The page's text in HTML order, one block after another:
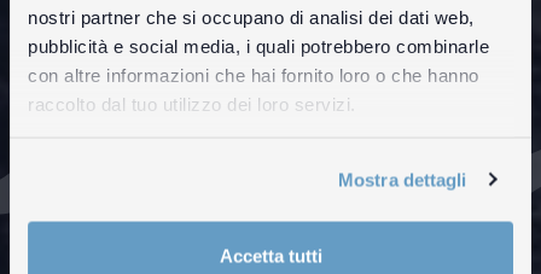
nostri partner che si occupano di analisi dei dati web,
pubblicità e social media, i quali potrebbero combinarle
con altre informazioni che hai fornito loro o che hanno
raccolto dal tuo utilizzo dei loro servizi.
Mostra dettagli
Accetta tutti
NEWS